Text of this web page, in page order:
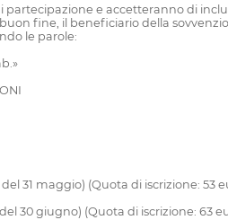
e accetteranno di
fine, il beneficiario della
le parole:
31 maggio) (Quota di iscrizione: 53
30 giugno) (Quota di iscrizione: 63